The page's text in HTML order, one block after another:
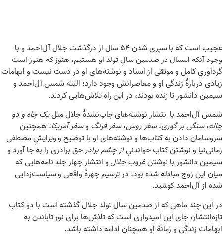
عجیب است که با سپری شدن ۵۴ سال از درگذشت جلال آل‌احمد و با
وجود آنکه امسال در صدمین سالِ تولد او هستیم، هنوز که هنوز است
گردآوریِ کامل و موثقی از اسناد و نوشته‌های او در دست نیست و ابهامات
زیادی دربارهٔ زندگی او و معاصرانش وجود دارد؛ البته شمس آل‌احمد و
سیمین دانشور تا زنده بودند، در این راه تلاش‌هایی کردند.
شمس آل‌احمد با انتشار نوشته‌های چاپ‌نشدهٔ جلال مثلیک چاه و دو
چاله،سنگی بر گوری،سفر روس،سفر فرنگ وسفر آمریکا، همچنین
سروسامان دادن به کتاب‌ها و نوشته‌های او با توضیح و ویرایشِ مصطفی
زمانی‌نیا و نوشتن کتاب خواندنیِاز چشم برادرحق برادری را به جا آورد و
سیمین دانشور با نوشتنغروب جلالو انتشار چهار جلد نامه‌هایی که
میان این زوج مبادله شده بود، در ترسیم چهرهٔ واقعی و سیاست‌زدایی
شده از آل‌احمد کوشید.
در این چند ماهی که از صدمین سال تولد جلال گذشته است با دو کتابِ
تازه‌انتشار، جای این امیدواری است که تلاش‌ها برای نور تاباندن به
ابهامات زندگی و زمانهٔ او همچنان ادامه داشته باشد.